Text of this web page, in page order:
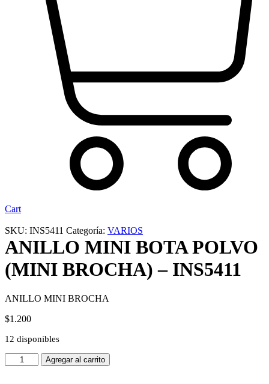
Cart
SKU: INS5411 Categoría: VARIOS
ANILLO MINI BOTA POLVO
(MINI BROCHA) – INS5411
ANILLO MINI BROCHA
$1.200
12 disponibles
ANILLO
MINI
Agregar al carrito